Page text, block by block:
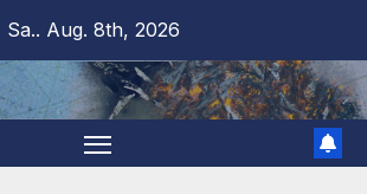
Sa.. Aug. 8th, 2026